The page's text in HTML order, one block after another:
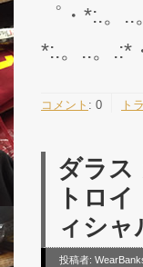
゜・*:.。
*:.。..。.:*
コメント : 0 ト
ダラス
トロ
ィシ
投稿者: